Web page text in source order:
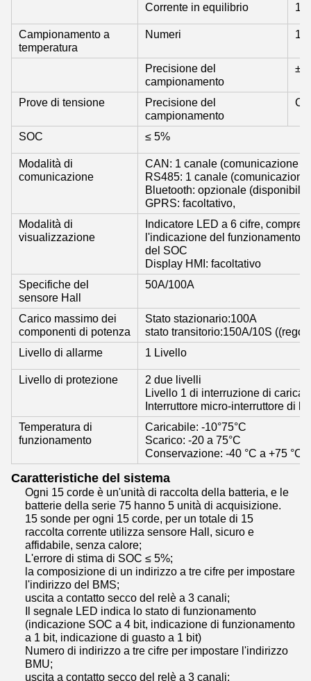
Corrente in equilibrio
Campionamento a
temperatura
Numeri 12
Precisione del
campionamento
±
Prove di tensione
Precisione del
campionamento
SOC ≤ 5%
Modalità di
comunicazione
CAN: 1 canale (comunicazione
RS485: 1 canale
Bluetooth: opzionale (disponibile
GPRS: facoltativo,
Modalità di
visualizzazione
Indicatore LED a 6 cifre,
l'indicazione del funzionamento
del SOC
Display HMI: facoltativo
Specifiche del
sensore Hall
50A/100A
Carico massimo dei
componenti di potenza
Stato stazionario:100A
stato transitorio:150A/10S
Livello di allarme
1 Livello
Livello di protezione
2 due livelli
Livello 1 di interruzione di carica
Interruttore micro-interruttore di
Temperatura di
funzionamento
Caricabile: -10°75°C
Scarico: -20 a 75°C
Conservazione: -40 °C a +75 °C
Caratteristiche del sistema
Ogni 15 corde è un'unità di raccolta della batteria, e le
batterie della serie 75 hanno 5 unità di acquisizione.
15 sonde per ogni 15 corde, per un totale di 15
raccolta corrente utilizza sensore Hall, sicuro e
affidabile, senza calore;
L'errore di stima di SOC ≤ 5%;
la composizione di un indirizzo a tre cifre per impostare
l'indirizzo del BMS;
uscita a contatto secco del relè a 3 canali;
Il segnale LED indica lo stato di funzionamento
(indicazione SOC a 4 bit, indicazione di funzionamento
a 1 bit, indicazione di guasto a 1 bit)
Numero di indirizzo a tre cifre per impostare l'indirizzo
BMU;
uscita a contatto secco del relè a 3 canali;